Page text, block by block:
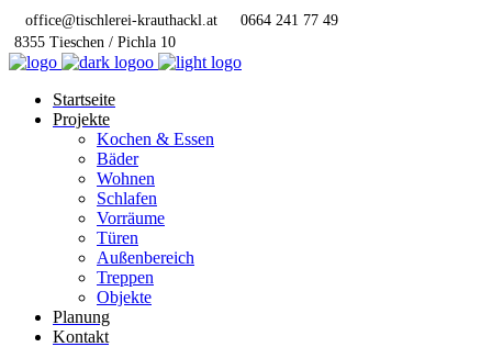
office@tischlerei-krauthackl.at
0664 241 77 49
8355 Tieschen / Pichla 10
Startseite
Projekte
Kochen & Essen
Bäder
Wohnen
Schlafen
Vorräume
Türen
Außenbereich
Treppen
Objekte
Planung
Kontakt